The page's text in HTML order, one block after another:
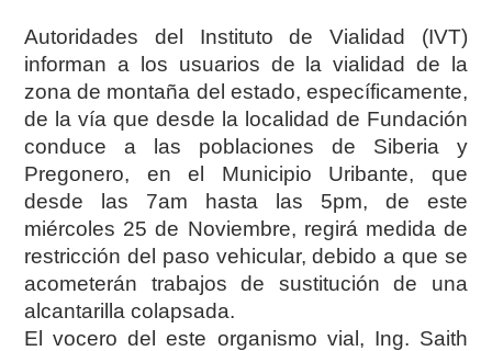
Autoridades del Instituto de Vialidad (IVT)
informan a los usuarios de la vialidad de la
zona de montaña del estado, específicamente,
de la vía que desde la localidad de Fundación
conduce a las poblaciones de Siberia y
Pregonero, en el Municipio Uribante, que
desde las 7am hasta las 5pm, de este
miércoles 25 de Noviembre, regirá medida de
restricción del paso vehicular, debido a que se
acometerán trabajos de sustitución de una
alcantarilla colapsada.
El vocero del este organismo vial, Ing. Saith